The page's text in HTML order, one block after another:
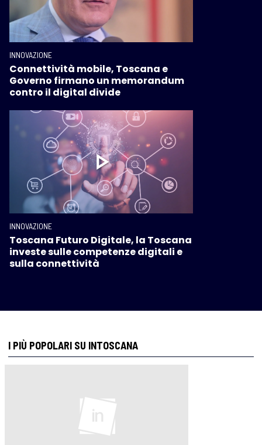
INNOVAZIONE
Connettività mobile, Toscana e
Governo firmano un memorandum
contro il digital divide
INNOVAZIONE
Toscana Futuro Digitale, la Toscana
investe sulle competenze digitali e
sulla connettività
I PIÙ POPOLARI SU INTOSCANA